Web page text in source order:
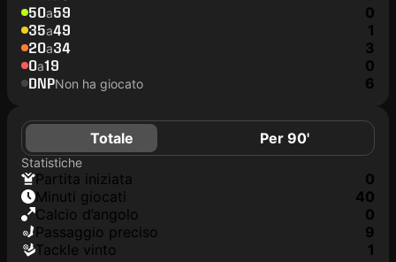
50a59 0
35a49 1
20a34 3
0a19 0
DNPNon ha giocato 6
Totale Per 90'
Statistiche
Partita iniziata
0
Minuti giocati
40
Calcio d’angolo
0
Passaggio preciso
9
Tackle vinto
1